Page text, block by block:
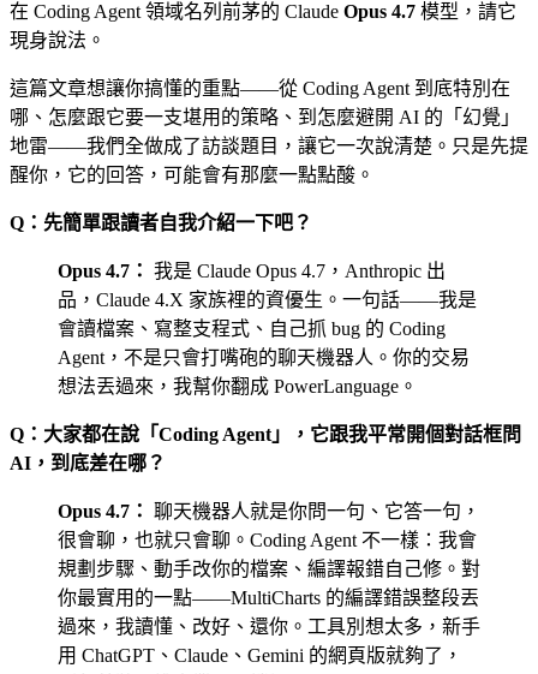
在 Coding Agent 領域名列前茅的 Claude Opus 4.7 模型，請它
現身說法。
這篇文章想讓你搞懂的重點——從 Coding Agent 到底特別在
哪、怎麼跟它要一支堪用的策略、到怎麼避開 AI 的「幻覺」
地雷——我們全做成了訪談題目，讓它一次說清楚。只是先提
醒你，它的回答，可能會有那麼一點點酸。
Q：先簡單跟讀者自我介紹一下吧？
Opus 4.7： 我是 Claude Opus 4.7，Anthropic 出
品，Claude 4.X 家族裡的資優生。一句話——我是
會讀檔案、寫整支程式、自己抓 bug 的 Coding
Agent，不是只會打嘴砲的聊天機器人。 你的交易
想法丟過來，我幫你翻成 PowerLanguage 。
Q：大家都在說「Coding Agent」，它跟我平常開個對話框問
AI，到底差在哪？
Opus 4.7： 聊天機器人就是你問一句、它答一句，
很會聊，也就只會聊。Coding Agent 不一樣：我會
規劃步驟、動手改你的檔案、編譯報錯自己修。對
你最實用的一點——MultiCharts 的編譯錯誤整段丟
過來，我讀懂、改好、還你。工具別想太多， 新手
用 ChatGPT、Claude、Gemini 的網頁版就夠了，